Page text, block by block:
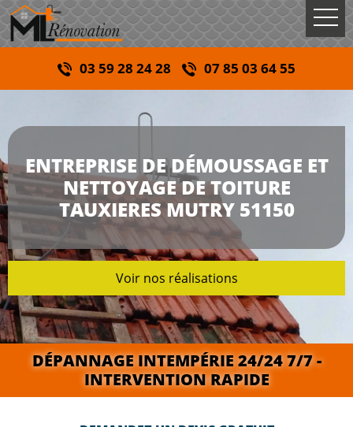
03 59 28 24 28 07 85 03 64 55
ENTREPRISE DE DÉMOUSSAGE ET
NETTOYAGE DE TOITURE
TAUXIERES MUTRY 51150
Voir nos réalisations
DÉPANNAGE INTEMPÉRIE 24/24 7/7 -
INTERVENTION RAPIDE